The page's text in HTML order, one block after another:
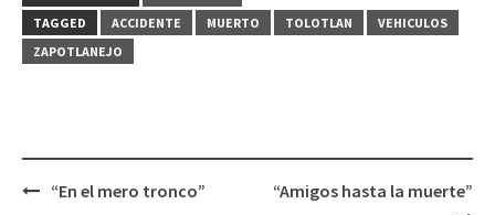
en
una
ventana
nueva)
en
una
ventana
nueva)
TAGGED
ACCIDENTE MUERTO TOLOTLAN
VEHICULOS
ZAPOTLANEJO
Post“En el mero tronco” “Amigos hasta la muerte”